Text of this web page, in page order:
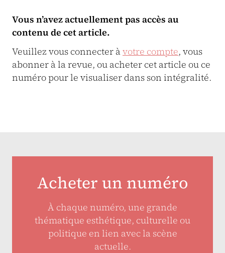
Vous n’avez actuellement pas accès au
contenu de cet article.
Veuillez vous connecter àvotre compte, vous
abonner à la revue, ou acheter cet article ou ce
numéro pour le visualiser dans son intégralité.
Acheter un numéro
À chaque numéro, une grande
thématique esthétique, culturelle ou
politique en lien avec la scène
actuelle.